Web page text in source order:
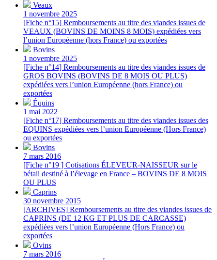
Veaux
1 novembre 2025
[Fiche n°15] Remboursements au titre des viandes issues de
VEAUX (BOVINS DE MOINS 8 MOIS) expédiées vers
l’union Européenne (hors France) ou exportées
Bovins
1 novembre 2025
[Fiche n°14] Remboursements au titre des viandes issues de
GROS BOVINS (BOVINS DE 8 MOIS OU PLUS)
expédiées vers l’union Européenne (hors France) ou
exportées
Équins
1 mai 2022
[Fiche n°17] Remboursements au titre des viandes issues des
EQUINS expédiées vers l’union Européenne (Hors France)
ou exportées
Bovins
7 mars 2016
[Fiche n°19 ] Cotisations ÉLEVEUR-NAISSEUR sur le
bétail destiné à l’élevage en France – BOVINS DE 8 MOIS
OU PLUS
Caprins
30 novembre 2015
[ARCHIVES] Remboursements au titre des viandes issues de
CAPRINS (DE 12 KG ET PLUS DE CARCASSE)
expédiées vers l’union Européenne (Hors France) ou
exportées
Ovins
7 mars 2016